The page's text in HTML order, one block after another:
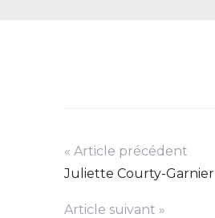
« Article précédent
Juliette Courty-Garnier
Article suivant »